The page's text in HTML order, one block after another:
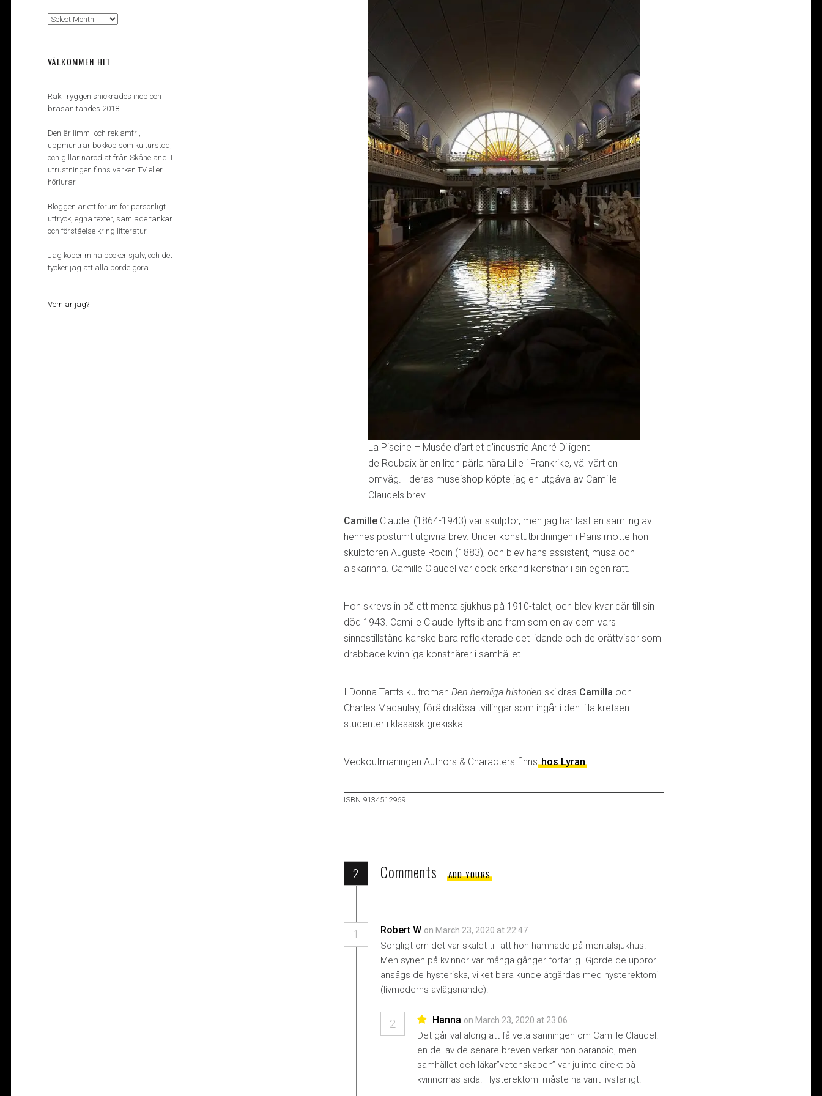
La Piscine – Musée d’art et d’industrie André Diligent
de Roubaix är en liten pärla nära Lille i Frankrike, väl värt en
omväg. I deras museishop köpte jag en utgåva av Camille
Claudels brev.
Camille Claudel (1864-1943) var skulptör, men jag har läst en samling av
hennes postumt utgivna brev. Under konstutbildningen i Paris mötte hon
skulptören Auguste Rodin (1883), och blev hans assistent, musa och
älskarinna. Camille Claudel var dock erkänd konstnär i sin egen rätt.
Hon skrevs in på ett mentalsjukhus på 1910-talet, och blev kvar där till sin
död 1943. Camille Claudel lyfts ibland fram som en av dem vars
sinnestillstånd kanske bara reflekterade det lidande och de orättvisor som
drabbade kvinnliga konstnärer i samhället.
I Donna Tartts kultroman Den hemliga historien skildras Camilla och
Charles Macaulay, föräldralösa tvillingar som ingår i den lilla kretsen
studenter i klassisk grekiska.
Veckoutmaningen Authors & Characters finnshos Lyran.
ISBN 9134512969
2 Comments ADD YOURS
1 Robert W on March 23, 2020 at 22:47
Sorgligt om det var skälet till att hon hamnade på mentalsjukhus.
Men synen på kvinnor var många gånger förfärlig. Gjorde de uppror
ansågs de hysteriska, vilket bara kunde åtgärdas med hysterektomi
(livmoderns avlägsnande).
2 Hanna on March 23, 2020 at 23:06
Det går väl aldrig att få veta sanningen om Camille Claudel. I
en del av de senare breven verkar hon paranoid, men
samhället och läkar”vetenskapen” var ju inte direkt på
kvinnornas sida. Hysterektomi måste ha varit livsfarligt.
Arkiv
VÄLKOMMEN HIT
Rak i ryggen snickrades ihop och
brasan tändes 2018.
Den är limm- och reklamfri,
uppmuntrar bokköp som kulturstöd,
och gillar närodlat från Skåneland. I
utrustningen finns varken TV eller
hörlurar.
Bloggen är ett forum för personligt
uttryck, egna texter, samlade tankar
och förståelse kring litteratur.
Jag köper mina böcker själv, och det
tycker jag att alla borde göra.
Vem är jag?